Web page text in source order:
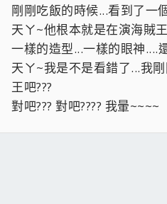
剛剛吃飯的時候...看到了一
天ㄚ~他根本就是在演海賊
一樣的造型...一樣的眼神....
天ㄚ~我是不是看錯了...我
王吧???
對吧??? 對吧???? 我暈~~~~